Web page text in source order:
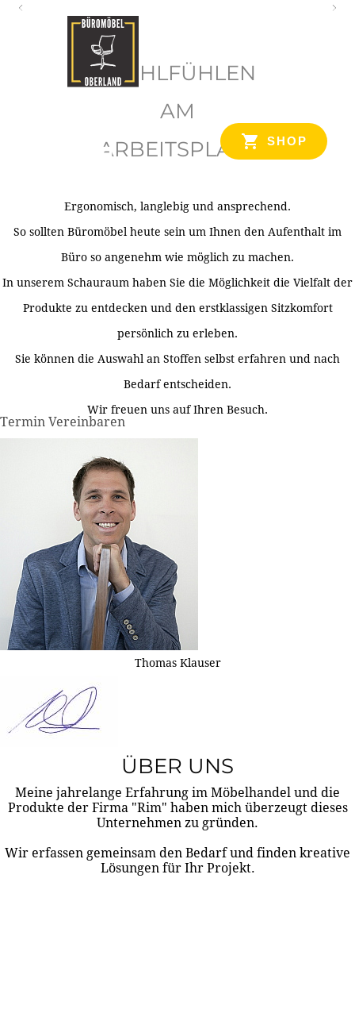
SHOP
WOHLFÜHLEN
AM
ARBEITSPLATZ
Ergonomisch, langlebig und ansprechend.
So sollten Büromöbel heute sein um Ihnen den Aufenthalt im
Büro so angenehm wie möglich zu machen.
In unserem Schauraum haben Sie die Möglichkeit die Vielfalt der
Produkte zu entdecken und den erstklassigen Sitzkomfort
persönlich zu erleben.
Sie können die Auswahl an Stoffen selbst erfahren und nach
Bedarf entscheiden.
Wir freuen uns auf Ihren Besuch.
Termin Vereinbaren
Thomas Klauser
ÜBER UNS
Meine jahrelange Erfahrung im Möbelhandel und die
Produkte der Firma "Rim" haben mich überzeugt dieses
Unternehmen zu gründen.
Wir erfassen gemeinsam den Bedarf und finden kreative
Lösungen für Ihr Projekt.